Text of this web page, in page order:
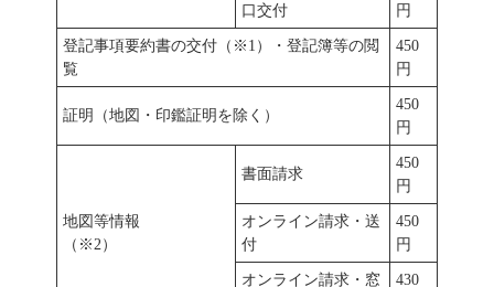
口交付
円
登記事項要約書の交付（※1）・登記簿等の閲
覧
450
円
証明（地図・印鑑証明を除く）
450
円
地図等情報
（※2）
書面請求
450
円
オンライン請求・送
付
450
円
オンライン請求・窓
430